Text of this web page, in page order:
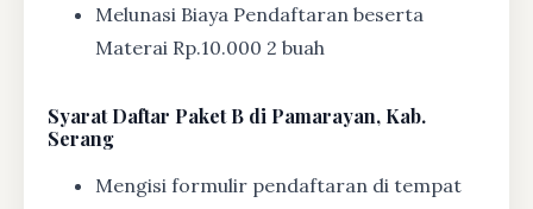
Melunasi Biaya Pendaftaran beserta
Materai Rp.10.000 2 buah
SyaratDaftar Paket B di Pamarayan, Kab.
Serang
Mengisi formulir pendaftaran di tempat